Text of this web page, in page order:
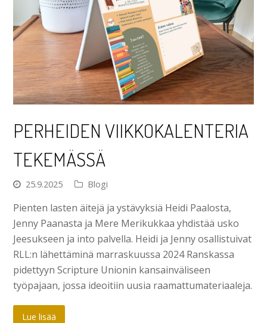
PERHEIDEN VIIKKOKALENTERIA
TEKEMÄSSÄ
25.9.2025 Blogi
Pienten lasten äitejä ja ystävyksiä Heidi Paalosta,
Jenny Paanasta ja Mere Merikukkaa yhdistää usko
Jeesukseen ja into palvella. Heidi ja Jenny osallistuivat
RLL:n lähettäminä marraskuussa 2024 Ranskassa
pidettyyn Scripture Unionin kansainväliseen
työpajaan, jossa ideoitiin uusia raamattumateriaaleja.
Lue lisää